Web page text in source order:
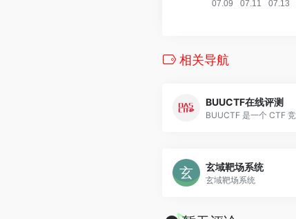
相关导航
BUUCTF在线评测
玄域靶场系统
玄域靶场系统